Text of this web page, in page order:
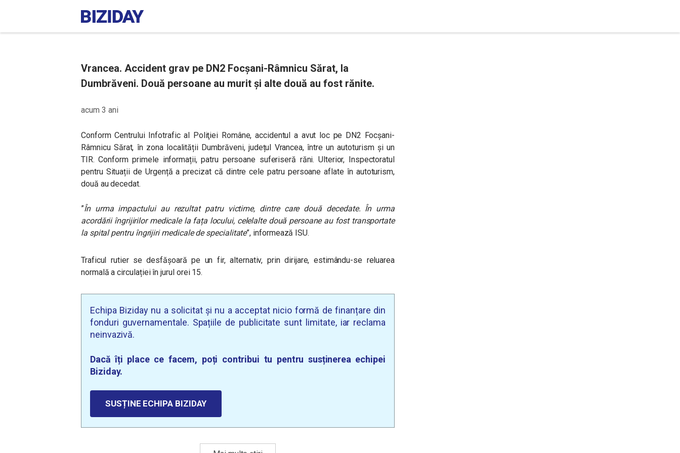
Vrancea. Accident grav pe DN2 Focșani-Râmnicu Sărat, la
Dumbrăveni. Două persoane au murit şi alte două au fost rănite.
acum 3 ani
Conform Centrului Infotrafic al Poliţiei Române, accidentul a avut loc pe DN2 Focșani-
Râmnicu Sărat, în zona localității Dumbrăveni, județul Vrancea, între un autoturism și un
TIR. Conform primele informații, patru persoane suferiseră răni. Ulterior, Inspectoratul
pentru Situații de Urgență a precizat că dintre cele patru persoane aflate în autoturism,
două au decedat.
”În urma impactului au rezultat patru victime, dintre care două decedate. În urma
acordării îngrijirilor medicale la fața locului, celelalte două persoane au fost transportate
la spital pentru îngrijiri medicale de specialitate”, informează ISU.
Traficul rutier se desfășoară pe un fir, alternativ, prin dirijare, estimându-se reluarea
normală a circulației în jurul orei 15.
Echipa Biziday nu a solicitat și nu a acceptat nicio formă de finanțare din
fonduri guvernamentale. Spațiile de publicitate sunt limitate, iar reclama
neinvazivă.
Dacă îți place ce facem, poți contribui tu pentru susținerea echipei
Biziday.
SUSȚINE ECHIPA BIZIDAY